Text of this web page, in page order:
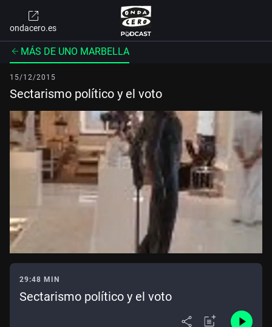
ondacero.es
MÁS DE UNO MARBELLA
15/12/2015
Sectarismo político y el voto
29:48 MIN
Sectarismo político y el voto